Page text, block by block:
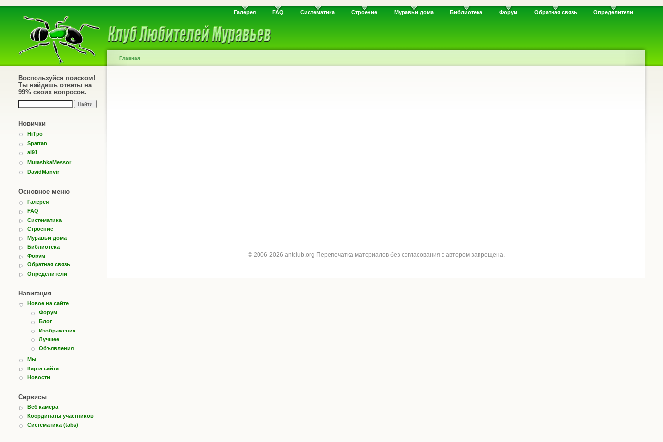
Галерея FAQ Систематика Строение Муравьи дома Библиотека Форум Обратная связь Определители
Воспользуйся поиском!
Ты найдешь ответы на
99% своих вопросов.
Новички
HiTpo
Spartan
ai91
MurashkaMessor
DavidManvir
Основное меню
Галерея
FAQ
Систематика
Строение
Муравьи дома
Библиотека
Форум
Обратная связь
Определители
Навигация
Новое на сайте
Форум
Блог
Изображения
Лучшее
Объявления
Мы
Карта сайта
Новости
Сервисы
Веб камера
Координаты участников
Систематика (tabs)
Главная
© 2006-2026 antclub.org Перепечатка материалов без согласования с автором запрещена.